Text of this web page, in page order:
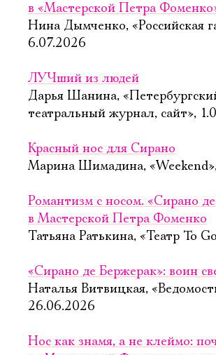
в «Мастерской Петра
Нина Дымченко, «Российская
6.07.2026
ЛУЧший из людей
Дарья Шанина,
театральный журнал, сайт»,
Красный нос для Сирано
Марина Шимадина,
Романтизм с носом. «Сирано
в Мастерской Петра Фоменко
Татьяна Ратькина, «Театр To
«Сирано де Бержерак»: воин
Наталья Витвицкая,
26.06.2026
Нос как знамя, а не клеймо: